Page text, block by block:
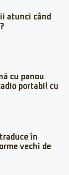
atunci când
cu panou
portabil cu
în
vechi de